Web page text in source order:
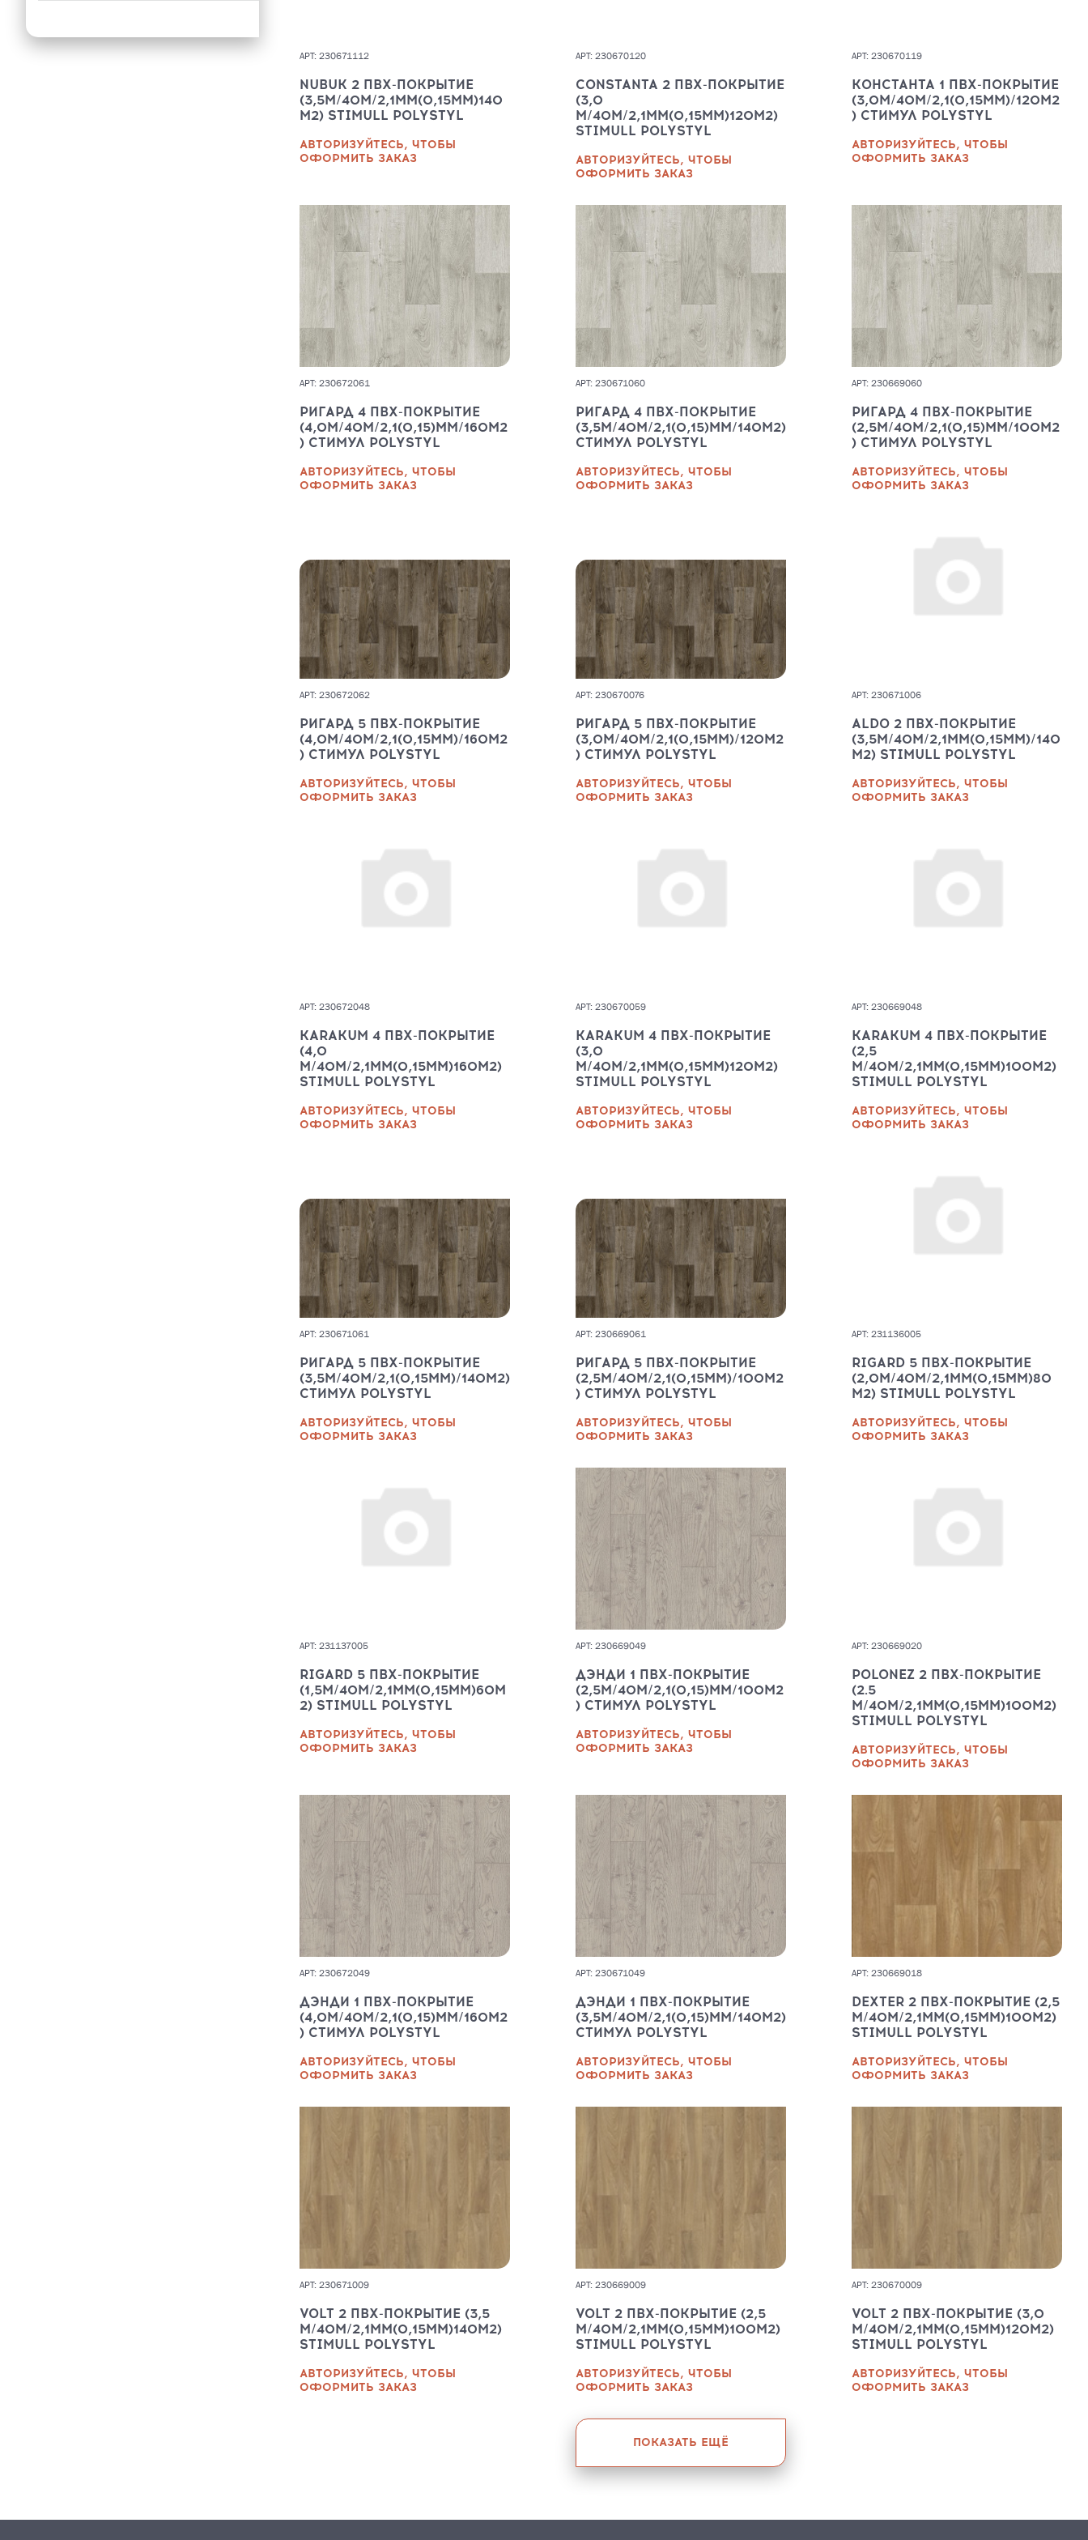
АРТ: 230671112
NUBUK 2 ПВХ-ПОКРЫТИЕ
(3,5М/40М/2,1ММ(0,15ММ)140
М2) STIMULL POLYSTYL
АВТОРИЗУЙТЕСЬ, ЧТОБЫ
ОФОРМИТЬ ЗАКАЗ
АРТ: 230670120
CONSTANTA 2 ПВХ-ПОКРЫТИЕ
(3,0
М/40М/2,1ММ(0,15ММ)120М2)
STIMULL POLYSTYL
АВТОРИЗУЙТЕСЬ, ЧТОБЫ
ОФОРМИТЬ ЗАКАЗ
АРТ: 230670119
КОНСТАНТА 1 ПВХ-ПОКРЫТИЕ
(3,0М/40М/2,1(0,15ММ)/120М2
) СТИМУЛ POLYSTYL
АВТОРИЗУЙТЕСЬ, ЧТОБЫ
ОФОРМИТЬ ЗАКАЗ
АРТ: 230672061
РИГАРД 4 ПВХ-ПОКРЫТИЕ
(4,0М/40М/2,1(0,15)ММ/160М2
) СТИМУЛ POLYSTYL
АВТОРИЗУЙТЕСЬ, ЧТОБЫ
ОФОРМИТЬ ЗАКАЗ
АРТ: 230671060
РИГАРД 4 ПВХ-ПОКРЫТИЕ
(3,5М/40М/2,1(0,15)ММ/140М2)
СТИМУЛ POLYSTYL
АВТОРИЗУЙТЕСЬ, ЧТОБЫ
ОФОРМИТЬ ЗАКАЗ
АРТ: 230669060
РИГАРД 4 ПВХ-ПОКРЫТИЕ
(2,5М/40М/2,1(0,15)ММ/100М2
) СТИМУЛ POLYSTYL
АВТОРИЗУЙТЕСЬ, ЧТОБЫ
ОФОРМИТЬ ЗАКАЗ
АРТ: 230672062
РИГАРД 5 ПВХ-ПОКРЫТИЕ
(4,0М/40М/2,1(0,15ММ)/160М2
) СТИМУЛ POLYSTYL
АВТОРИЗУЙТЕСЬ, ЧТОБЫ
ОФОРМИТЬ ЗАКАЗ
АРТ: 230670076
РИГАРД 5 ПВХ-ПОКРЫТИЕ
(3,0М/40М/2,1(0,15ММ)/120М2
) СТИМУЛ POLYSTYL
АВТОРИЗУЙТЕСЬ, ЧТОБЫ
ОФОРМИТЬ ЗАКАЗ
АРТ: 230671006
ALDO 2 ПВХ-ПОКРЫТИЕ
(3,5М/40М/2,1ММ(0,15ММ)/140
М2) STIMULL POLYSTYL
АВТОРИЗУЙТЕСЬ, ЧТОБЫ
ОФОРМИТЬ ЗАКАЗ
АРТ: 230672048
KARAKUM 4 ПВХ-ПОКРЫТИЕ
(4,0
М/40М/2,1ММ(0,15ММ)160М2)
STIMULL POLYSTYL
АВТОРИЗУЙТЕСЬ, ЧТОБЫ
ОФОРМИТЬ ЗАКАЗ
АРТ: 230670059
KARAKUM 4 ПВХ-ПОКРЫТИЕ
(3,0
М/40М/2,1ММ(0,15ММ)120М2)
STIMULL POLYSTYL
АВТОРИЗУЙТЕСЬ, ЧТОБЫ
ОФОРМИТЬ ЗАКАЗ
АРТ: 230669048
KARAKUM 4 ПВХ-ПОКРЫТИЕ
(2,5
М/40М/2,1ММ(0,15ММ)100М2)
STIMULL POLYSTYL
АВТОРИЗУЙТЕСЬ, ЧТОБЫ
ОФОРМИТЬ ЗАКАЗ
АРТ: 230671061
РИГАРД 5 ПВХ-ПОКРЫТИЕ
(3,5М/40М/2,1(0,15ММ)/140М2)
СТИМУЛ POLYSTYL
АВТОРИЗУЙТЕСЬ, ЧТОБЫ
ОФОРМИТЬ ЗАКАЗ
АРТ: 230669061
РИГАРД 5 ПВХ-ПОКРЫТИЕ
(2,5М/40М/2,1(0,15ММ)/100М2
) СТИМУЛ POLYSTYL
АВТОРИЗУЙТЕСЬ, ЧТОБЫ
ОФОРМИТЬ ЗАКАЗ
АРТ: 231136005
RIGARD 5 ПВХ-ПОКРЫТИЕ
(2,0М/40М/2,1ММ(0,15ММ)80
М2) STIMULL POLYSTYL
АВТОРИЗУЙТЕСЬ, ЧТОБЫ
ОФОРМИТЬ ЗАКАЗ
АРТ: 231137005
RIGARD 5 ПВХ-ПОКРЫТИЕ
(1,5М/40М/2,1ММ(0,15ММ)60М
2) STIMULL POLYSTYL
АВТОРИЗУЙТЕСЬ, ЧТОБЫ
ОФОРМИТЬ ЗАКАЗ
АРТ: 230669049
ДЭНДИ 1 ПВХ-ПОКРЫТИЕ
(2,5М/40М/2,1(0,15)ММ/100М2
) СТИМУЛ POLYSTYL
АВТОРИЗУЙТЕСЬ, ЧТОБЫ
ОФОРМИТЬ ЗАКАЗ
АРТ: 230669020
POLONEZ 2 ПВХ-ПОКРЫТИЕ
(2.5
М/40М/2,1ММ(0,15ММ)100М2)
STIMULL POLYSTYL
АВТОРИЗУЙТЕСЬ, ЧТОБЫ
ОФОРМИТЬ ЗАКАЗ
АРТ: 230672049
ДЭНДИ 1 ПВХ-ПОКРЫТИЕ
(4,0М/40М/2,1(0,15)ММ/160М2
) СТИМУЛ POLYSTYL
АВТОРИЗУЙТЕСЬ, ЧТОБЫ
ОФОРМИТЬ ЗАКАЗ
АРТ: 230671049
ДЭНДИ 1 ПВХ-ПОКРЫТИЕ
(3,5М/40М/2,1(0,15)ММ/140М2)
СТИМУЛ POLYSTYL
АВТОРИЗУЙТЕСЬ, ЧТОБЫ
ОФОРМИТЬ ЗАКАЗ
АРТ: 230669018
DEXTER 2 ПВХ-ПОКРЫТИЕ (2,5
М/40М/2,1ММ(0,15ММ)100М2)
STIMULL POLYSTYL
АВТОРИЗУЙТЕСЬ, ЧТОБЫ
ОФОРМИТЬ ЗАКАЗ
АРТ: 230671009
VOLT 2 ПВХ-ПОКРЫТИЕ (3,5
М/40М/2,1ММ(0,15ММ)140М2)
STIMULL POLYSTYL
АВТОРИЗУЙТЕСЬ, ЧТОБЫ
ОФОРМИТЬ ЗАКАЗ
АРТ: 230669009
VOLT 2 ПВХ-ПОКРЫТИЕ (2,5
М/40М/2,1ММ(0,15ММ)100М2)
STIMULL POLYSTYL
АВТОРИЗУЙТЕСЬ, ЧТОБЫ
ОФОРМИТЬ ЗАКАЗ
АРТ: 230670009
VOLT 2 ПВХ-ПОКРЫТИЕ (3,0
М/40М/2,1ММ(0,15ММ)120М2)
STIMULL POLYSTYL
АВТОРИЗУЙТЕСЬ, ЧТОБЫ
ОФОРМИТЬ ЗАКАЗ
ПОКАЗАТЬ ЕЩЁ